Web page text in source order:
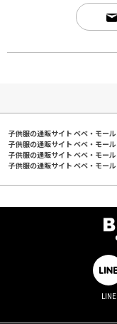
子供服の通販サイト ベベ・モール
子供服の通販サイト ベベ・モール
子供服の通販サイト ベベ・モール
子供服の通販サイト ベベ・モール
LINE